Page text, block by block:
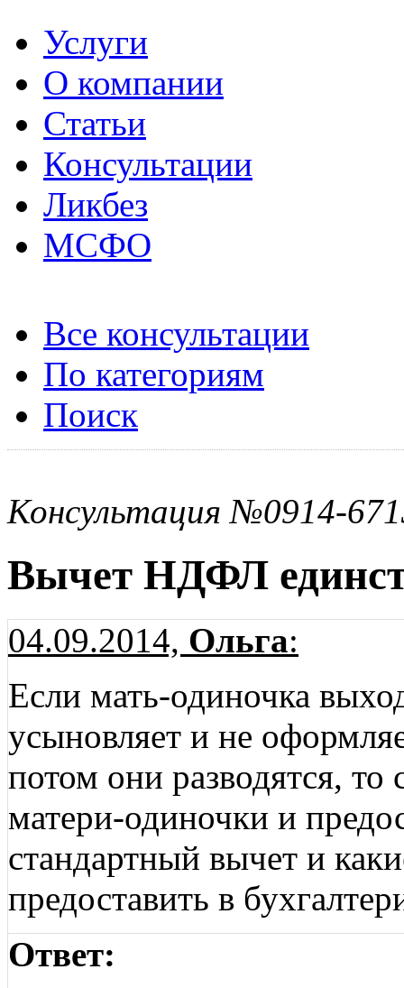
Услуги
О компании
Статьи
Консультации
Ликбез
МСФО
Все консультации
По категориям
Поиск
Консультация №0914-
Вычет НДФЛ
04.09.2014, Ольга:
Если мать-одиночка
усыновляет и не
потом они разводятся, то
матери-одиночки и
стандартный вычет и
предоставить в
Ответ: